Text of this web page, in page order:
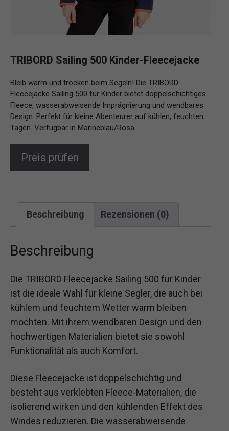
TRIBORD Sailing 500 Kinder-Fleecejacke
Bleib warm und trocken beim Segeln! Die TRIBORD
Fleecejacke Sailing 500 für Kinder bietet doppelschichtiges
Fleece, wasserabweisende Imprägnierung und wendbares
Design. Perfekt für kleine Abenteurer auf kühlen, feuchten
Tagen. Verfügbar in Marineblau/Rosa.
Preis prüfen
Beschreibung Rezensionen (0)
Beschreibung
Die TRIBORD Fleecejacke Sailing 500 für Kinder
ist die ideale Wahl für kleine Segler, die auch bei
kühlem und feuchtem Wetter warm bleiben
möchten. Mit ihrem wendbaren Design und den
hochwertigen Materialien bietet sie sowohl
Funktionalität als auch Komfort.
Diese Fleecejacke ist doppelschichtig und
besteht aus verklebten Fleece-Materialien, die
isolierend wirken und den kühlenden Effekt des
Windes reduzieren. Die wasserabweisende